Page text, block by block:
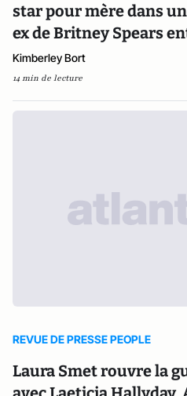
star pour mère dans
ex de Britney Spears
Kimberley Bort
14 min de lecture
REVUE DE PRESSE PEOPLE
Laura Smet rouvre la